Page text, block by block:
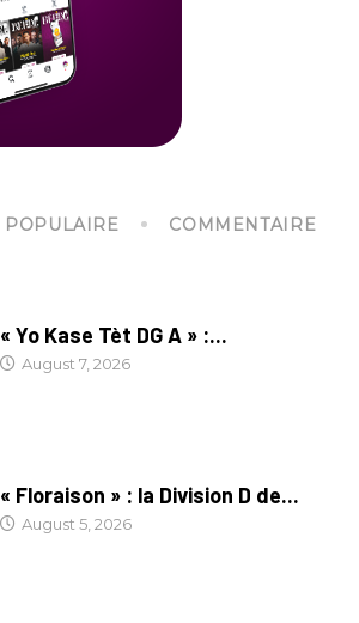
POPULAIRE COMMENTAIRE
« Yo Kase Tèt DG A » :...
August 7, 2026
« Floraison » : la Division D de...
August 5, 2026